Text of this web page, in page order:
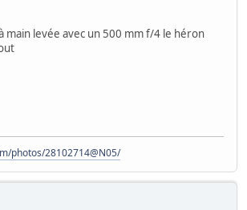
main levée avec un 500 mm f/4 le héron
photos/28102714@N05/